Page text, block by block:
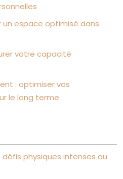
espace optimisé dans
votre capacité
: optimiser vos
le long terme
physiques intenses au